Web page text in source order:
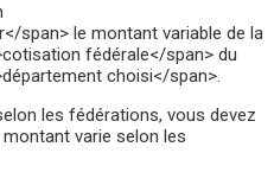
span> le montant variable de la
fédérale</span> du
choisi</span>.
les fédérations, vous devez
varie selon les